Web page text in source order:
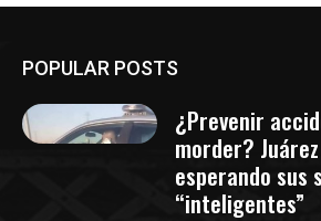
POPULAR POSTS
¿Prevenir
morder?
esperando sus
“inteligentes”